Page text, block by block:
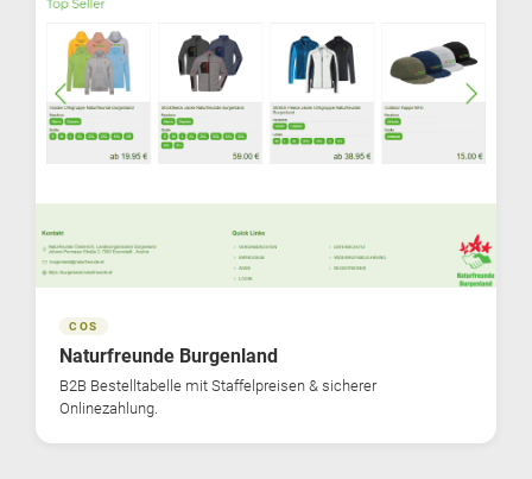
COS
Naturfreunde Burgenland
B2B Bestelltabelle mit Staffelpreisen & sicherer
Onlinezahlung.